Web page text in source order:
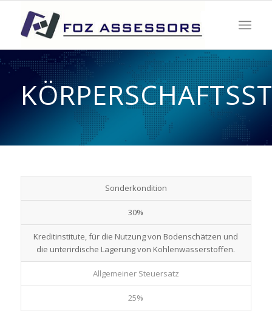
Sonderkondition
30%
Kreditinstitute, für die Nutzung von Bodenschätzen und
die unterirdische Lagerung von Kohlenwasserstoffen.
Allgemeiner Steuersatz
25%